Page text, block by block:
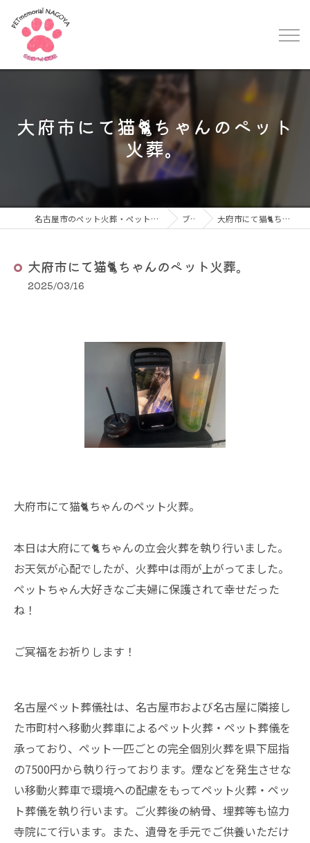
大府市にて猫🐈ちゃんのペット
火葬。
名古屋市のペット火葬・ペット葬儀なら名古屋ペット葬儀社 ブログ 大府市にて猫🐈ちゃんのペット火葬。
大府市にて猫🐈ちゃんのペット火葬。
2025/03/16
大府市にて猫🐈ちゃんのペット火葬。
本日は大府にて🐈ちゃんの立会火葬を執り行いました。
お天気が心配でしたが、火葬中は雨が上がってました。
ペットちゃん大好きなご夫婦に保護されて幸せだった
ね！
ご冥福をお祈りします！
名古屋ペット葬儀社は、名古屋市および名古屋に隣接し
た市町村へ移動火葬車によるペット火葬・ペット葬儀を
承っており、ペット一匹ごとの完全個別火葬を県下屈指
の7500円から執り行っております。煙などを発生させな
い移動火葬車で環境への配慮をもってペット火葬・ペッ
ト葬儀を執り行います。ご火葬後の納骨、埋葬等も協力
寺院にて行います。また、遺骨を手元でご供養いただけ